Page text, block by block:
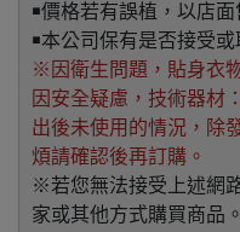
￭價格若有誤植，以店面
￭本公司保有是否接受或
※因衛生問題，貼身衣
因安全疑慮，技術器材
出後未使用的情況，除
煩請確認後再訂購。
※若您無法接受上述網
家或其他方式購買商品。